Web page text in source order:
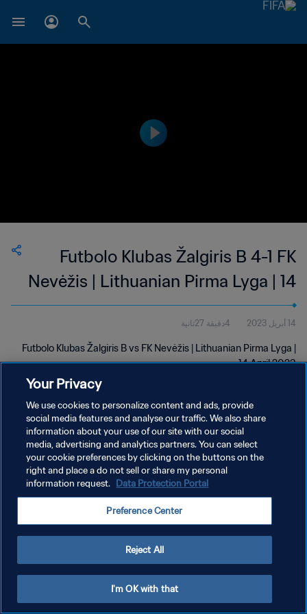
Futbolo Klubas Žalgiris B 4-1 FK
Nevėžis | Lithuanian Pirma Lyga | 14
Apr 2023
14 أبريل 2023 4دقيقة 27ثانية
Futbolo Klubas Žalgiris B vs FK Nevėžis | Lithuanian Pirma Lyga |
14 April 2023
سياسة الخصوصية
إدارة تفضيلات ملفات تعريف الارتباط
Your Privacy
We use cookies to personalize content and ads, provide
social media features and analyse our traffic. We also share
information about your use of our site with our social
media, advertising and analytics partners. You can select
your cookie preferences by clicking on the buttons on the
right and place a do not sell or share my personal
information request. Data Protection Portal
Preference Center
Reject All
I'm OK with that